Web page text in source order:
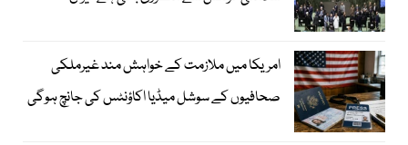
امریکا میں ملازمت کے خواہش مند غیرملکی
صحافیوں کے سوشل میڈیا اکاؤنٹس کی جانچ ہوگی